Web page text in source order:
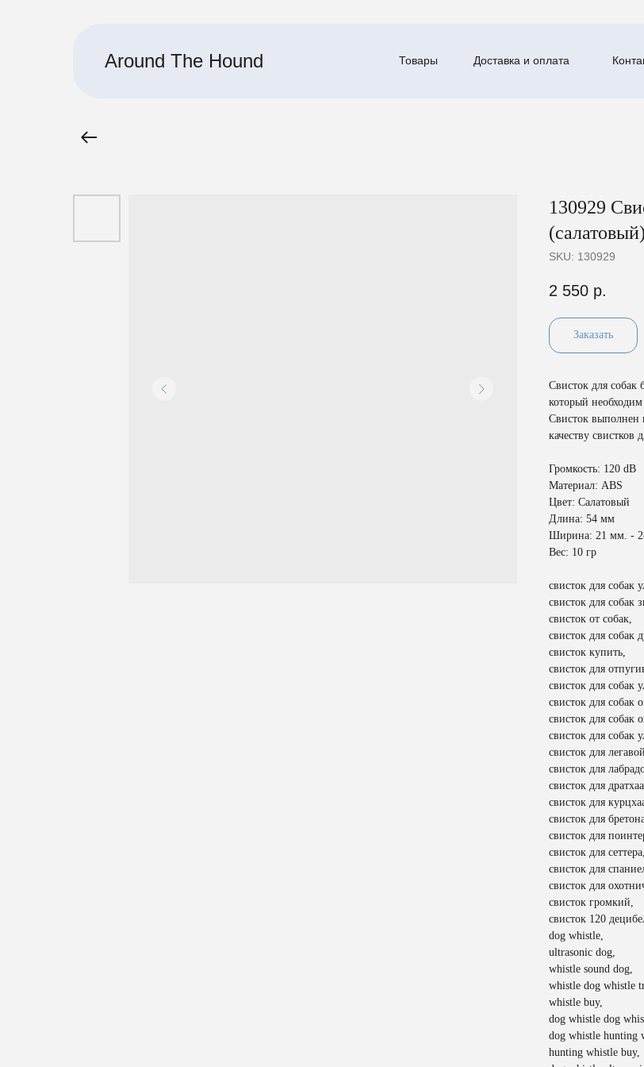
Around The Hound Товары Доставка и оплата
130929
(салатовый)
SKU: 130929
2 550 р.
Заказать
Свисток для собак
который
Свисток выполнен
качеству свистков
Громкость: 120 dВ
Материал: ABS
Цвет: Салатовый
Длина: 54 мм
Ширина: 21 мм. -
Вес: 10 гр
свисток для собак
свисток для собак
свисток от собак,
свисток для собак
свисток купить,
свисток для
свисток для собак
свисток для собак
свисток для собак
свисток для собак
свисток для
свисток для
свисток для
свисток для
свисток для
свисток для
свисток для сеттера,
свисток для
свисток для
свисток громкий,
свисток 120
dog whistle,
ultrasonic dog,
whistle sound dog,
whistle dog whistle
whistle buy,
dog whistle dog
dog whistle hunting
hunting whistle buy,